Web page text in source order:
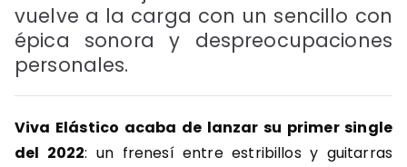
vuelve a la carga con un sencillo con
épica sonora y despreocupaciones
personales.
Viva Elástico acaba de lanzar su primer single
del 2022: un frenesí entre estribillos y guitarras